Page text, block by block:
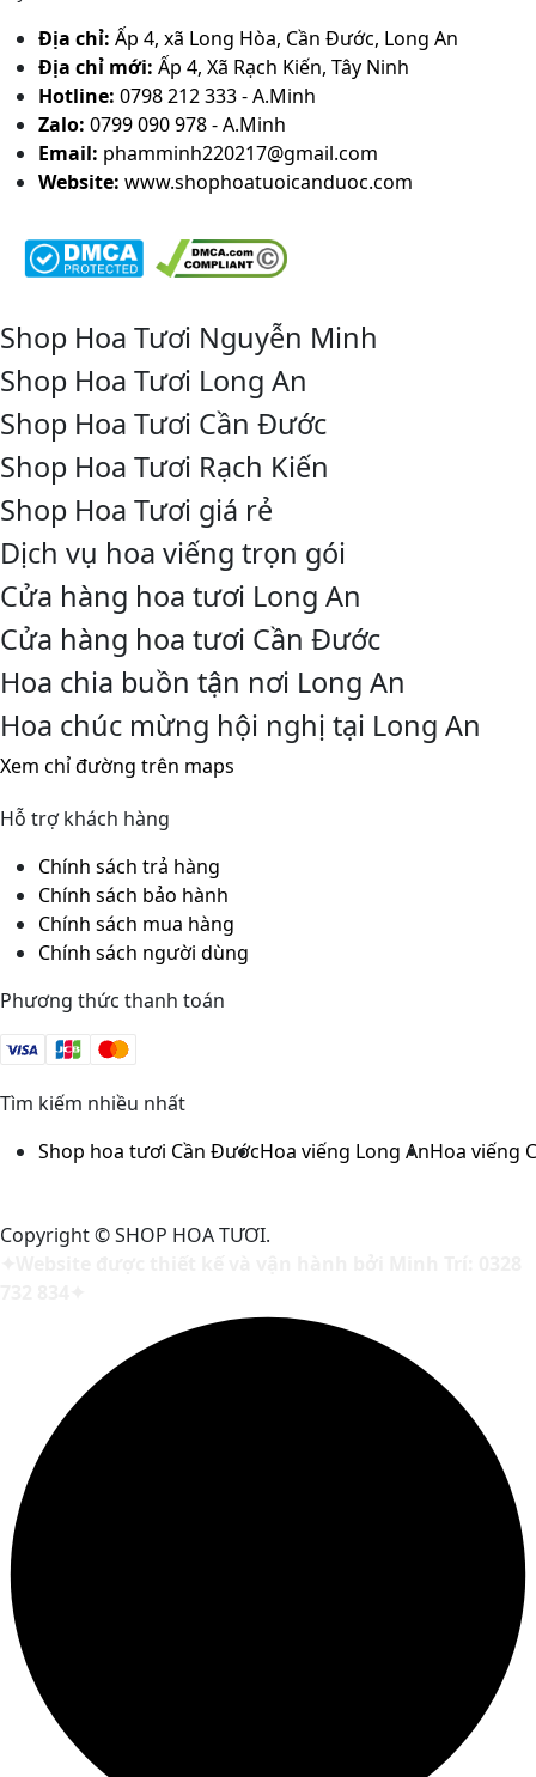
Địa chỉ: Ấp 4, xã Long Hòa, Cần Đước, Long An
Địa chỉ mới: Ấp 4, Xã Rạch Kiến, Tây Ninh
Hotline: 0798 212 333 - A.Minh
Zalo: 0799 090 978 - A.Minh
Email: phamminh220217@gmail.com
Website: www.shophoatuoicanduoc.com
Shop Hoa Tươi Nguyễn Minh
Shop Hoa Tươi Long An
Shop Hoa Tươi Cần Đước
Shop Hoa Tươi Rạch Kiến
Shop Hoa Tươi giá rẻ
Dịch vụ hoa viếng trọn gói
Cửa hàng hoa tươi Long An
Cửa hàng hoa tươi Cần Đước
Hoa chia buồn tận nơi Long An
Hoa chúc mừng hội nghị tại Long An
Xem chỉ đường trên maps
Hỗ trợ khách hàng
Chính sách trả hàng
Chính sách bảo hành
Chính sách mua hàng
Chính sách người dùng
Phương thức thanh toán
Tìm kiếm nhiều nhất
Shop hoa tươi Cần ĐướcHoa viếng Long AnHoa viếng
Copyright © SHOP HOA TƯƠI.